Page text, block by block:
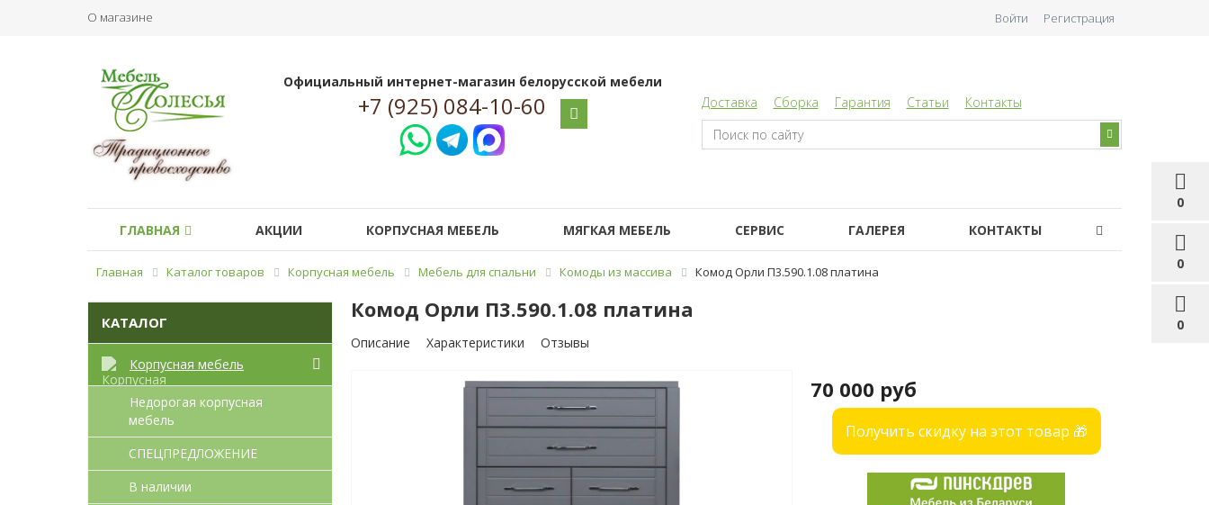
О магазине
0
0
0
Войти Регистрация
Официальный интернет-магазин белорусской мебели
+7 (925) 084-10-60 Доставка Сборка Гарантия Статьи Контакты
ГЛАВНАЯ АКЦИИ КОРПУСНАЯ МЕБЕЛЬ МЯГКАЯ МЕБЕЛЬ СЕРВИС ГАЛЕРЕЯ КОНТАКТЫ
Главная Каталог товаров Корпусная мебель Мебель для спальни Комоды из массива Комод Орли П3.590.1.08 платина
КАТАЛОГ
Корпусная мебель
Недорогая корпусная
мебель
СПЕЦПРЕДЛОЖЕНИЕ
В наличии
Комод Орли П3.590.1.08 платина
Описание Характеристики Отзывы
70 000 руб
Получить скидку на этот товар 🎁